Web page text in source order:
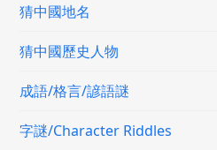
猜中國地名
猜中國歷史人物
成語/格言/諺語謎
字謎/Character Riddles